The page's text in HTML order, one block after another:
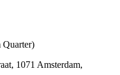
Quarter)
1071 Amsterdam,